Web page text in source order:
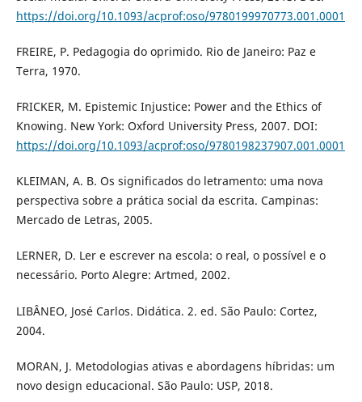
https://doi.org/10.1093/acprof:oso/9780199970773.001.0001
FREIRE, P. Pedagogia do oprimido. Rio de Janeiro: Paz e
Terra, 1970.
FRICKER, M. Epistemic Injustice: Power and the Ethics of
Knowing. New York: Oxford University Press, 2007. DOI:
https://doi.org/10.1093/acprof:oso/9780198237907.001.0001
KLEIMAN, A. B. Os significados do letramento: uma nova
perspectiva sobre a prática social da escrita. Campinas:
Mercado de Letras, 2005.
LERNER, D. Ler e escrever na escola: o real, o possível e o
necessário. Porto Alegre: Artmed, 2002.
LIBÂNEO, José Carlos. Didática. 2. ed. São Paulo: Cortez,
2004.
MORAN, J. Metodologias ativas e abordagens híbridas: um
novo design educacional. São Paulo: USP, 2018.